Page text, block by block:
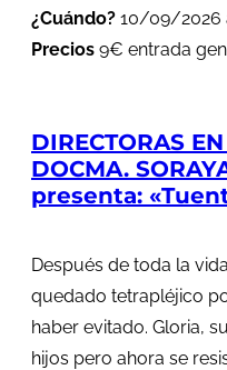
¿Cuándo? 10/09/2026
Precios 9€ entrada
DIRECTORAS
DOCMA.
presenta:
Después de toda la
quedado tetrapléjico
haber evitado. Gloria,
hijos pero ahora se